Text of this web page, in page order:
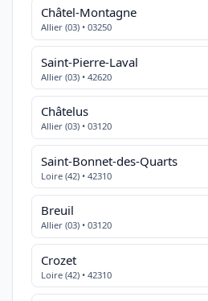
Châtel-Montagne
Allier (03) • 03250
Saint-Pierre-Laval
Allier (03) • 42620
Châtelus
Allier (03) • 03120
Saint-Bonnet-des-Quarts
Loire (42) • 42310
Breuil
Allier (03) • 03120
Crozet
Loire (42) • 42310